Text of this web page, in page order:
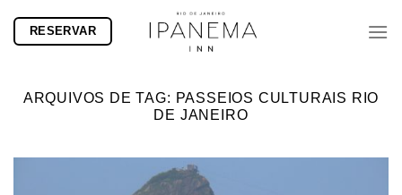
RESERVAR
ARQUIVOS DE TAG: PASSEIOS CULTURAIS RIO
DE JANEIRO